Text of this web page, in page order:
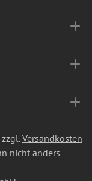
Versandkosten
nicht anders